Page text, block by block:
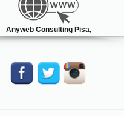
Anyweb Consulting Pisa,